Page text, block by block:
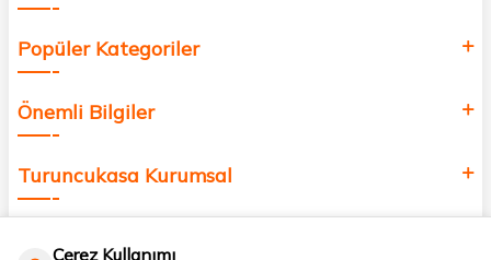
Popüler Kategoriler
Önemli Bilgiler
Turuncukasa Kurumsal
Çerez Kullanımı